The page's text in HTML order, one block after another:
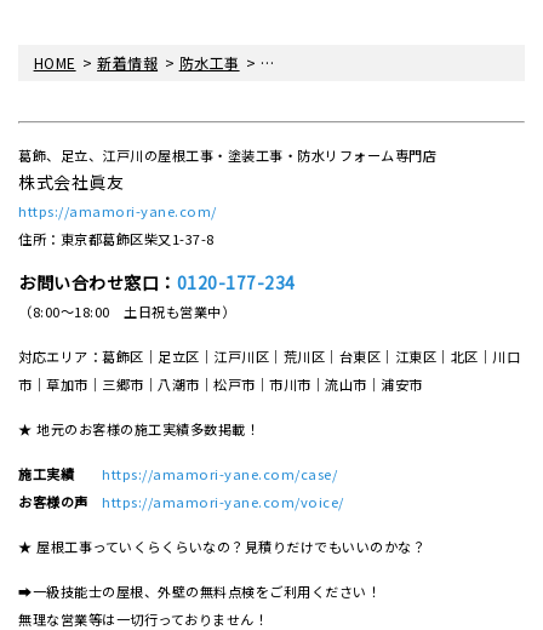
HOME >新着情報 > 防水工事 > バルコニー防水工事をさせていただきま
葛飾、足立、江戸川の屋根工事・塗装工事・防水リフォーム専門店
株式会社眞友
https://amamori-yane.com/
住所：東京都葛飾区柴又1-37-8
お問い合わせ窓口： 0120-177-234
（8:00～18:00 土日祝も営業中）
対応エリア：葛飾区｜足立区｜江戸川区｜荒川区｜台東区｜江東区｜北区｜川口
市｜草加市｜三郷市｜八潮市｜松⼾市｜市川市｜流⼭市｜浦安市
★ 地元のお客様の施工実績多数掲載！
施工実績
https://amamori-yane.com/case/
お客様の声
https://amamori-yane.com/voice/
★ 屋根工事っていくらくらいなの？見積りだけでもいいのかな？
➡一級技能士の屋根、外壁の無料点検をご利用ください！
無理な営業等は一切行っておりません！